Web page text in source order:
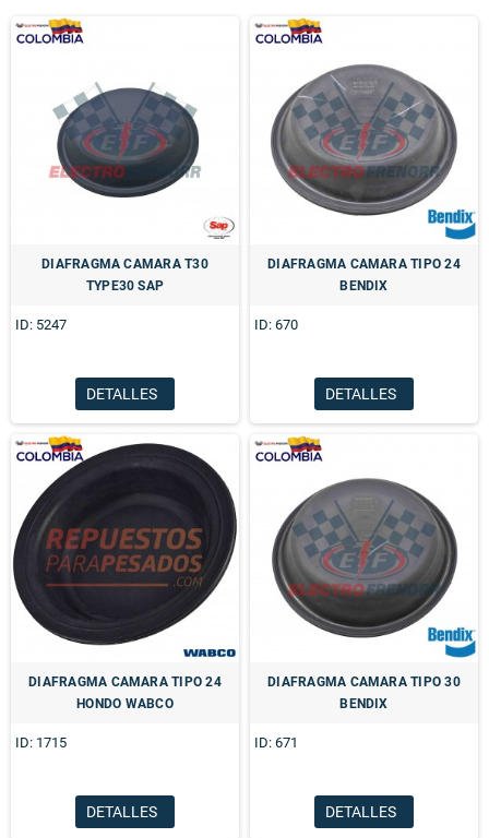
DIAFRAGMA CAMARA T30
TYPE30 SAP
ID: 5247
DETALLES
DIAFRAGMA CAMARA TIPO 24
BENDIX
ID: 670
DETALLES
DIAFRAGMA CAMARA TIPO 24
HONDO WABCO
ID: 1715
DETALLES
DIAFRAGMA CAMARA TIPO 30
BENDIX
ID: 671
DETALLES